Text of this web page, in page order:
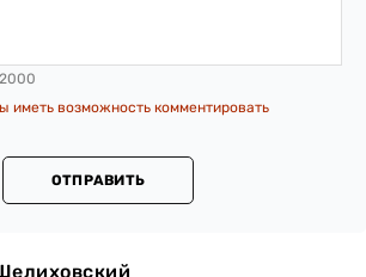
2000
иметь возможность комментировать
ОТПРАВИТЬ